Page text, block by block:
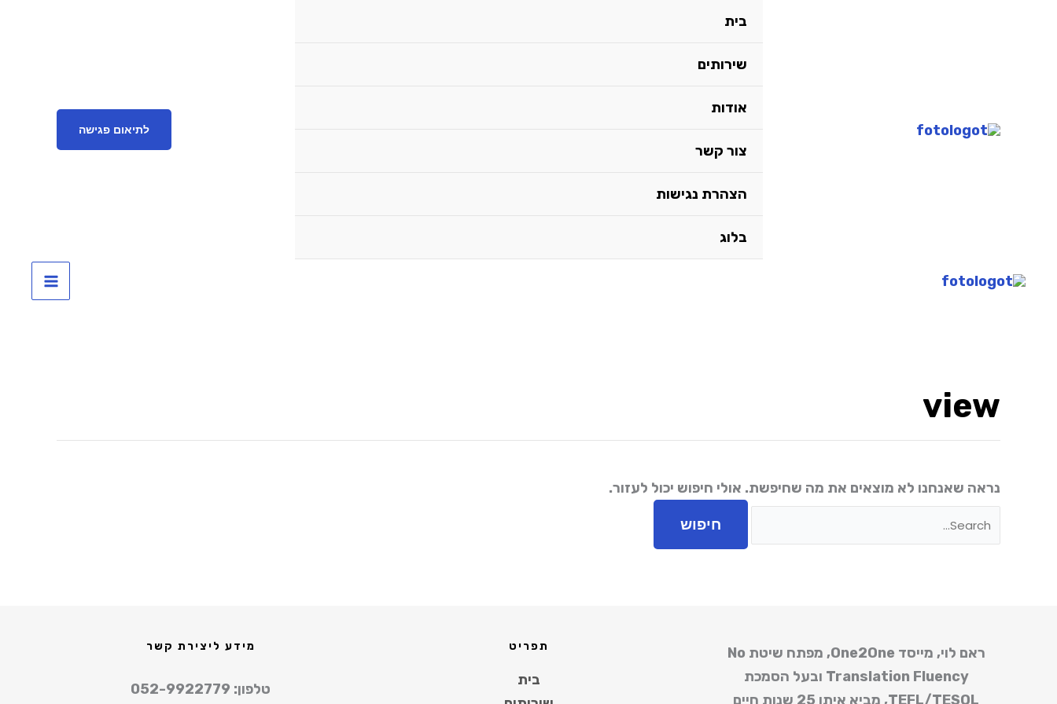
בית
שירותים
אודות
צור קשר
הצהרת נגישות
בלוג
לתיאום פגישה
view
נראה שאנחנו לא מוצאים את מה שחיפשת. אולי חיפוש יכול לעזור.
ראם לוי, מייסד One2One, מפתח שיטת
No
Translation Fluency ובעל הסמכת
TEFL/TESOL
, מביא איתו 25 שנות חיים
תפריט
בית
מידע ליצירת קשר
טלפון: 052-9922779